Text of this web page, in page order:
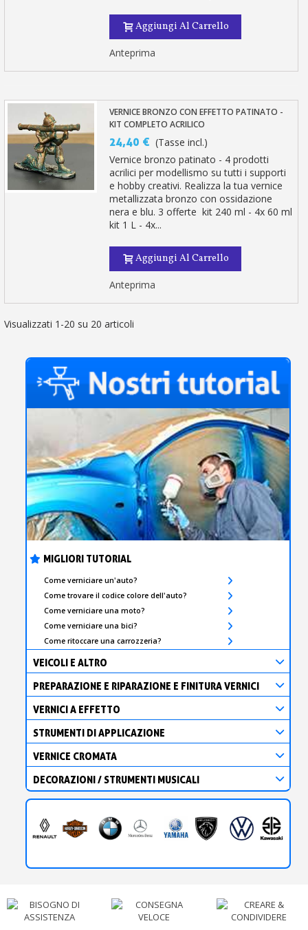
MIGLIORI TUTORIAL
Come verniciare un'auto?
Come trovare il codice colore dell'auto?
Come verniciare una moto?
Come verniciare una bici?
Come ritoccare una carrozzeria?
VEICOLI E ALTRO
PREPARAZIONE E RIPARAZIONE E FINITURA VERNICI
VERNICI A EFFETTO
STRUMENTI DI APPLICAZIONE
VERNICE CROMATA
DECORAZIONI / STRUMENTI MUSICALI
Aggiungi Al Carrello
Anteprima
VERNICE BRONZO CON EFFETTO PATINATO -
KIT COMPLETO ACRILICO
24,40 € (Tasse incl.)
Vernice bronzo patinato - 4 prodotti
acrilici per modellismo su tutti i supporti
e hobby creativi. Realizza la tua vernice
metallizzata bronzo con ossidazione
nera e blu. 3 offerte kit 240 ml - 4x 60 ml
kit 1 L - 4x...
Aggiungi Al Carrello
Anteprima
Visualizzati 1-20 su 20 articoli